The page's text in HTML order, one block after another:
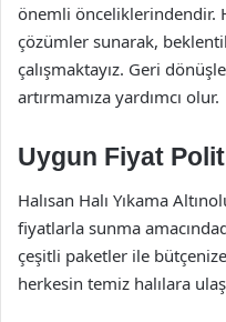
önemli önceliklerindendir.
çözümler sunarak,
çalışmaktayız. Geri
artırmamıza yardımcı olur.
Uygun Fiyat
Halısan Halı Yıkama
fiyatlarla sunma
çeşitli paketler ile
herkesin temiz halılara